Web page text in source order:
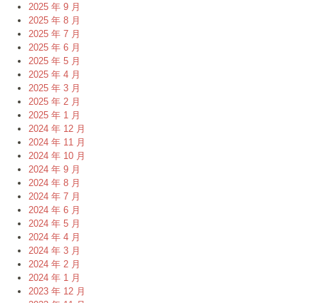
2025 年 9 月
2025 年 8 月
2025 年 7 月
2025 年 6 月
2025 年 5 月
2025 年 4 月
2025 年 3 月
2025 年 2 月
2025 年 1 月
2024 年 12 月
2024 年 11 月
2024 年 10 月
2024 年 9 月
2024 年 8 月
2024 年 7 月
2024 年 6 月
2024 年 5 月
2024 年 4 月
2024 年 3 月
2024 年 2 月
2024 年 1 月
2023 年 12 月